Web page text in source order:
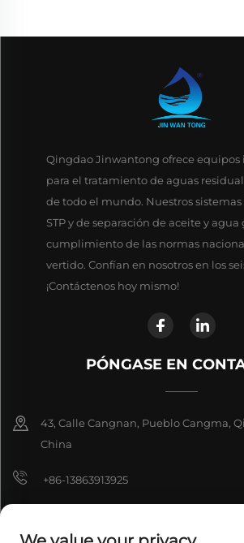
Qingdao Jinwantong ofrece equipos
para el tratamiento de aguas
de todo el mundo. Nuestros sistemas
STP y de separación de aceite y
cumplimiento de las normas
vertido. Confían en nosotros en los
¡Contáctenos hoy mismo!
PÓNGASE EN
43, Calle Cangnan, Pueblo Cangma,
China
+86-13863913925